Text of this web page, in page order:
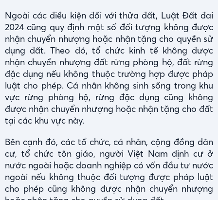
Ngoài các điều kiện đối với thửa đất, Luật Đất đai
2024 cũng quy định một số đối tượng không được
nhận chuyển nhượng hoặc nhận tặng cho quyền sử
dụng đất. Theo đó, tổ chức kinh tế không được
nhận chuyển nhượng đất rừng phòng hộ, đất rừng
đặc dụng nếu không thuộc trường hợp được pháp
luật cho phép. Cá nhân không sinh sống trong khu
vực rừng phòng hộ, rừng đặc dụng cũng không
được nhận chuyển nhượng hoặc nhận tặng cho đất
tại các khu vực này.
Bên cạnh đó, các tổ chức, cá nhân, cộng đồng dân
cư, tổ chức tôn giáo, người Việt Nam định cư ở
nước ngoài hoặc doanh nghiệp có vốn đầu tư nước
ngoài nếu không thuộc đối tượng được pháp luật
cho phép cũng không được nhận chuyển nhượng